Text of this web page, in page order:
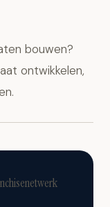
bouwen?
ontwikkelen,